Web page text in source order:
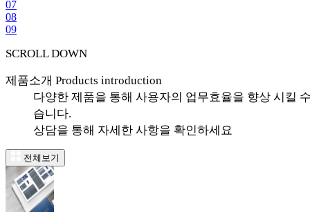
07
08
09
SCROLL DOWN
제품소개 Products introduction
다양한 제품을 통해 사용자의 업무효율을 향상 시킬
습니다.
상담을 통해 자세한 사항을 확인하세요
전체보기